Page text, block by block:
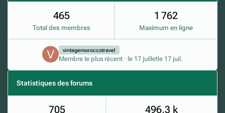
465
Total des membres
1 762
Maximum en ligne
vintagemoroccotravel
Membre le plus récent · le 17 juilletle 17 juil.
Statistiques des forums
705 496,3 k